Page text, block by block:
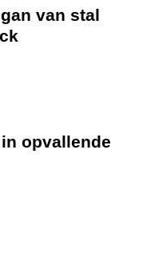
van stal
opvallende